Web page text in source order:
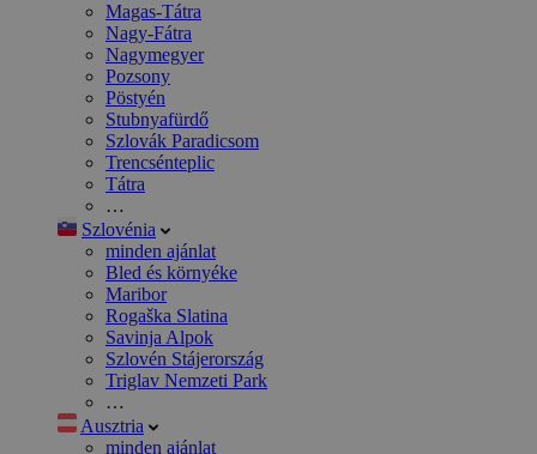
Magas-Tátra
Nagy-Fátra
Nagymegyer
Pozsony
Pöstyén
Stubnyafürdő
Szlovák Paradicsom
Trencsénteplic
Tátra
…
Szlovénia
minden ajánlat
Bled és környéke
Maribor
Rogaška Slatina
Savinja Alpok
Szlovén Stájerország
Triglav Nemzeti Park
…
Ausztria
minden ajánlat